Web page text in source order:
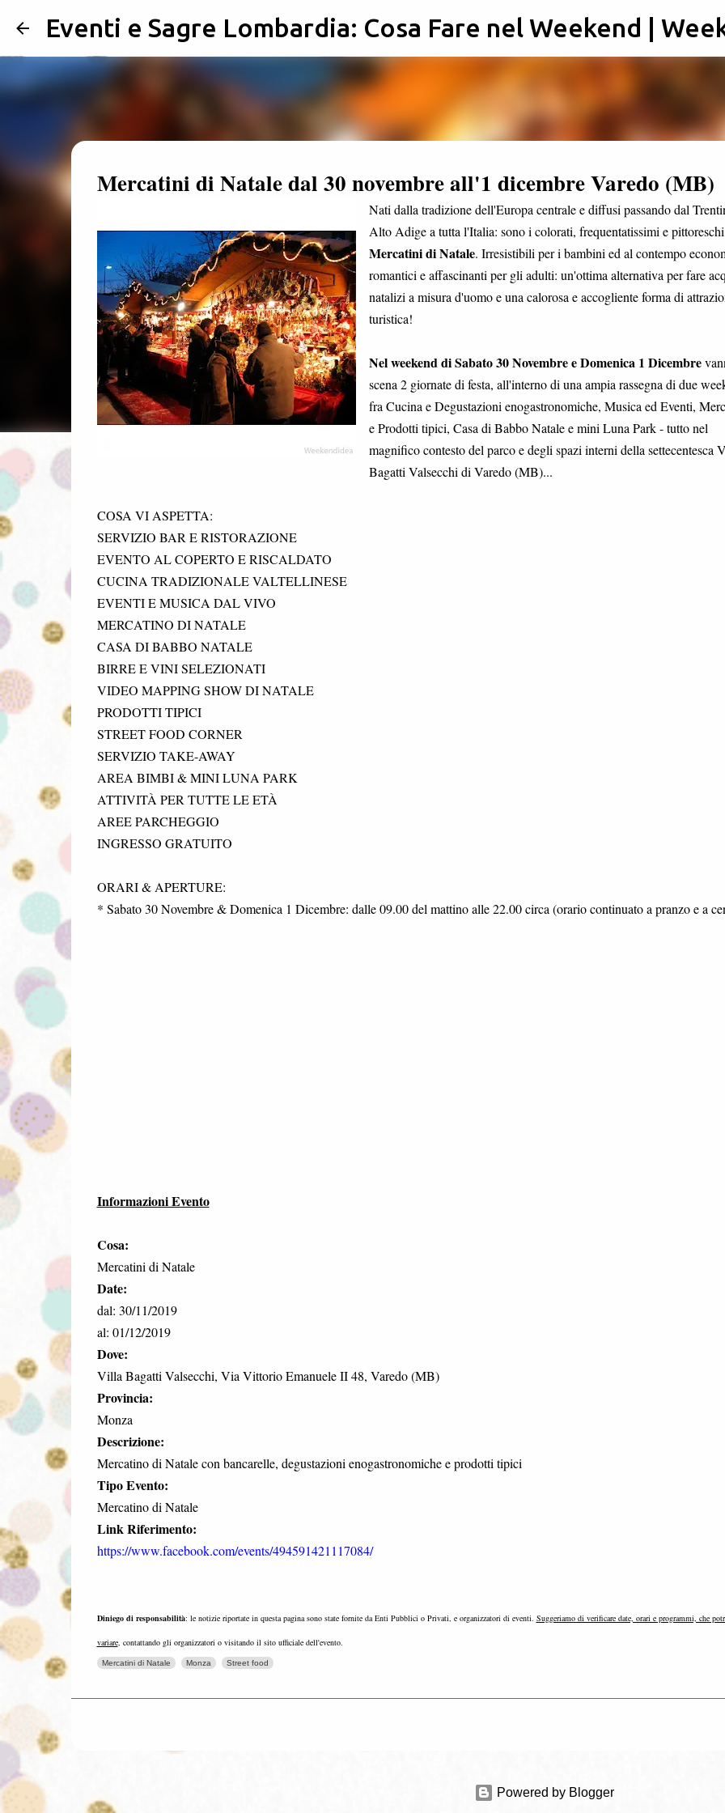
Passa ai contenuti principali
Eventi e Sagre Lombardia: Cosa Fare nel Weekend |
Mercatini di Natale dal 30 novembre all'1 dicembre Varedo (MB)
Nati dalla tradizione dell'Europa centrale e diffusi passando dal
Alto Adige a tutta l'Italia: sono i colorati, frequentatissimi e pittoreschi
Mercatini di Natale. Irresistibili per i bambini ed al contempo
romantici e affascinanti per gli adulti: un'ottima alternativa per fare
natalizi a misura d'uomo e una calorosa e accogliente forma di
turistica!
Nel weekend di Sabato 30 Novembre e Domenica 1 Dicembre
scena 2 giornate di festa, all'interno di una ampia rassegna di due
fra Cucina e Degustazioni enogastronomiche, Musica ed Eventi,
e Prodotti tipici, Casa di Babbo Natale e mini Luna Park - tutto nel
magnifico contesto del parco e degli spazi interni della settecentesca
Bagatti Valsecchi di Varedo (MB)...
COSA VI ASPETTA:
SERVIZIO BAR E RISTORAZIONE
EVENTO AL COPERTO E RISCALDATO
CUCINA TRADIZIONALE VALTELLINESE
EVENTI E MUSICA DAL VIVO
MERCATINO DI NATALE
CASA DI BABBO NATALE
BIRRE E VINI SELEZIONATI
VIDEO MAPPING SHOW DI NATALE
PRODOTTI TIPICI
STREET FOOD CORNER
SERVIZIO TAKE-AWAY
AREA BIMBI & MINI LUNA PARK
ATTIVITÀ PER TUTTE LE ETÀ
AREE PARCHEGGIO
INGRESSO GRATUITO
ORARI & APERTURE:
* Sabato 30 Novembre & Domenica 1 Dicembre: dalle 09.00 del mattino alle 22.00 circa (orario continuato a pranzo e a
Informazioni Evento
Cosa:
Mercatini di Natale
Date:
dal: 30/11/2019
al: 01/12/2019
Dove:
Villa Bagatti Valsecchi, Via Vittorio Emanuele II 48, Varedo (MB)
Provincia:
Monza
Descrizione:
Mercatino di Natale con bancarelle, degustazioni enogastronomiche e prodotti tipici
Tipo Evento:
Mercatino di Natale
Link Riferimento:
https://www.facebook.com/events/494591421117084/
Diniego di responsabilità: le notizie riportate in questa pagina sono state fornite da Enti Pubblici o Privati, e organizzatori di eventi. Suggeriamo di verificare date, orari e programmi, che
variare, contattando gli organizzatori o visitando il sito ufficiale dell'evento.
Mercatini di Natale Monza Street food
Powered by Blogger